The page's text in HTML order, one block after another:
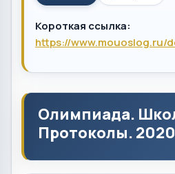
Короткая ссылка:
https://www.mouoslog.ru/
Олимпиада.
Протоколы.